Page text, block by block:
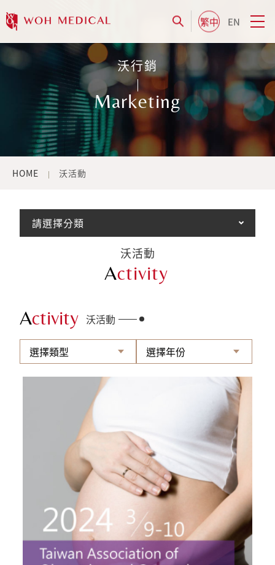
繁中 EN
沃行銷
Marketing
HOME 沃活動
請選擇分類
沃活動
Activity
Activity 沃活動